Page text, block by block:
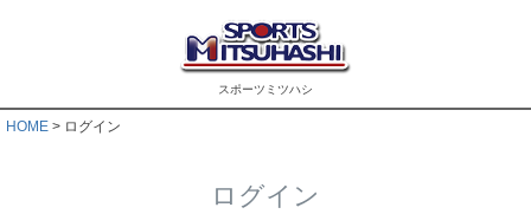
スポーツミツハシ
HOME ログイン
ログイン